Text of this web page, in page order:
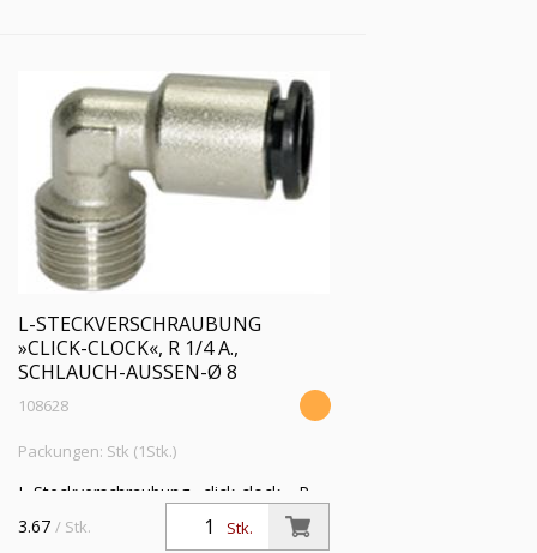
L-STECKVERSCHRAUBUNG
»CLICK-CLOCK«, R 1/4 A.,
SCHLAUCH-AUSSEN-Ø 8
108628
Packungen: Stk (1Stk.)
L-Steckverschraubung »click-clock«, R
1/4 a., für Schlauch-Außen-Ø 8 mm,
Arbeitsdruck max. 16 bar, Messing
Stk.
3.67 / Stk.